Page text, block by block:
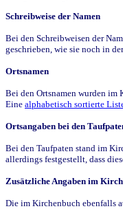
Schreibweise der Namen
Bei den Schreibweisen der
geschrieben, wie sie noch in
Ortsnamen
Bei den Ortsnamen wurden im
Eine alphabetisch sortierte
Ortsangaben bei den
Bei den Taufpaten stand im
allerdings festgestellt, dass
Zusätzliche Angaben im
Die im Kirchenbuch ebenfalls